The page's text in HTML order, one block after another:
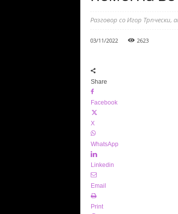
Разговор со Игор Трпчески,
03/11/2022 2623
Share
Facebook
X
WhatsApp
Linkedin
Email
Print